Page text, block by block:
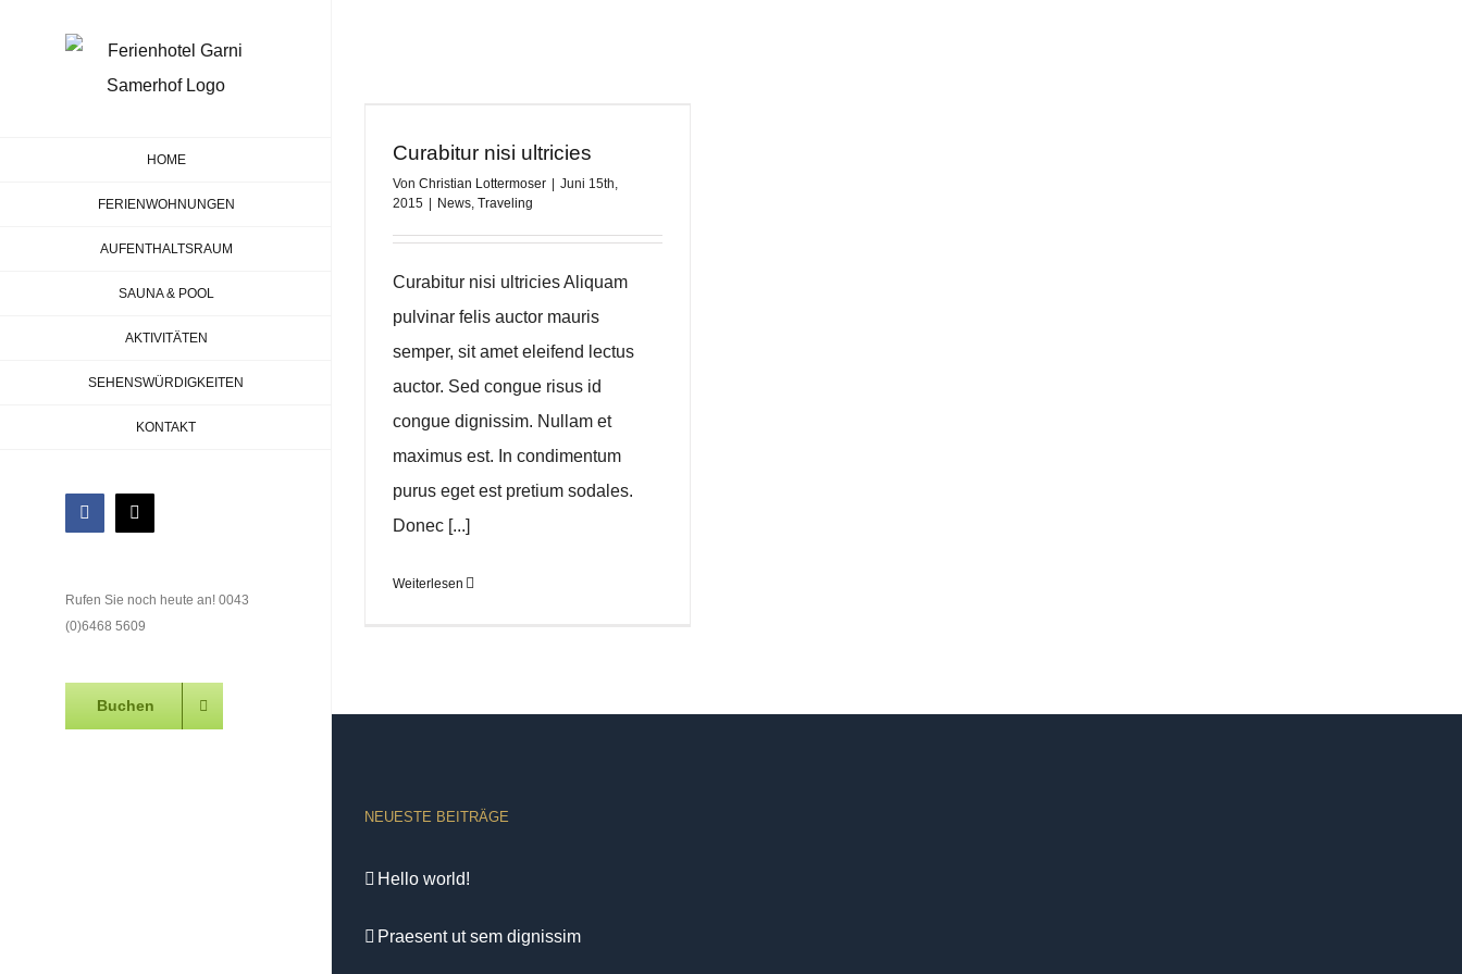
HOME
FERIENWOHNUNGEN
AUFENTHALTSRAUM
SAUNA & POOL
AKTIVITÄTEN
SEHENSWÜRDIGKEITEN
KONTAKT
Facebook
E-
Mail
Rufen Sie noch heute an! 0043
(0)6468 5609
Buchen
Curabitur nisi ultricies
Von Christian Lottermoser
Juni 15th,
2015
News, Traveling
Curabitur nisi ultricies Aliquam
pulvinar felis auctor mauris
semper, sit amet eleifend lectus
auctor. Sed congue risus id
congue dignissim. Nullam et
maximus est. In condimentum
purus eget est pretium sodales.
Donec [...]
Weiterlesen
NEUESTE BEITRÄGE
Hello world!
Praesent ut sem dignissim